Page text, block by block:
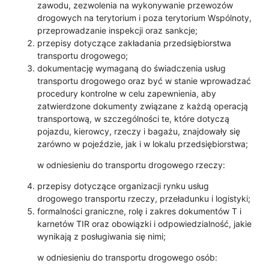
zawodu, zezwolenia na wykonywanie przewozów
drogowych na terytorium i poza terytorium Wspólnoty,
przeprowadzanie inspekcji oraz sankcje;
przepisy dotyczące zakładania przedsiębiorstwa
transportu drogowego;
dokumentację wymaganą do świadczenia usług
transportu drogowego oraz być w stanie wprowadzać
procedury kontrolne w celu zapewnienia, aby
zatwierdzone dokumenty związane z każdą operacją
transportową, w szczególności te, które dotyczą
pojazdu, kierowcy, rzeczy i bagażu, znajdowały się
zarówno w pojeździe, jak i w lokalu przedsiębiorstwa;
w odniesieniu do transportu drogowego rzeczy:
przepisy dotyczące organizacji rynku usług
drogowego transportu rzeczy, przeładunku i logistyki;
formalności graniczne, rolę i zakres dokumentów T i
karnetów TIR oraz obowiązki i odpowiedzialność, jakie
wynikają z posługiwania się nimi;
w odniesieniu do transportu drogowego osób: